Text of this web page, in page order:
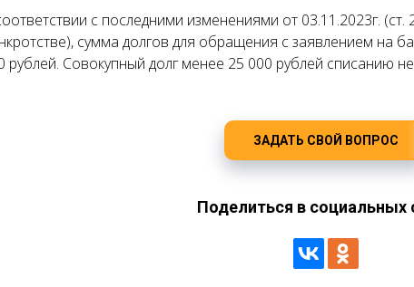
с последними изменениями от 03.11.2023г.
сумма долгов для обращения с заявлением на
рублей. Совокупный долг менее 25 000 рублей списанию
ЗАДАТЬ СВОЙ ВОПРОС
Поделиться в социальных